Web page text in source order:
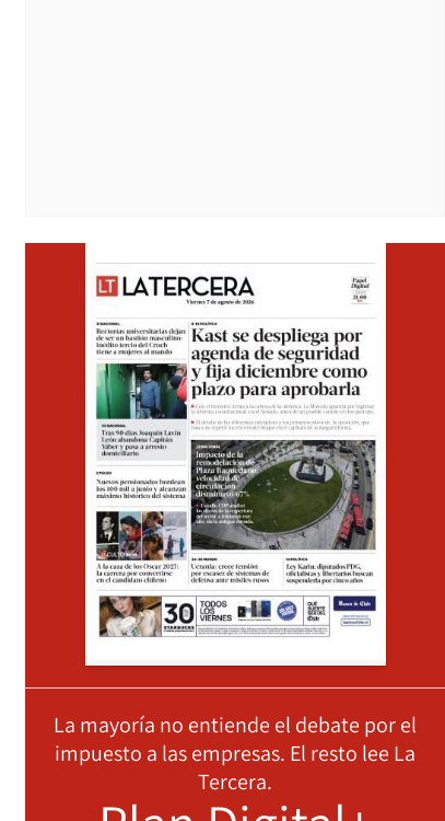
La mayoría no entiende el debate por el
impuesto a las empresas. El resto lee La
Tercera.